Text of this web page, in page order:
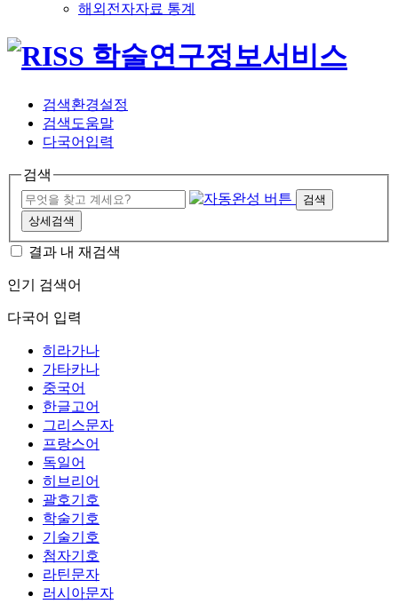
해외전자자료 통계
검색환경설정
검색도움말
다국어입력
검색
검색
상세검색
결과 내 재검색
인기 검색어
다국어 입력
히라가나
가타카나
중국어
한글고어
그리스문자
프랑스어
독일어
히브리어
괄호기호
학술기호
기술기호
첨자기호
라틴문자
러시아문자